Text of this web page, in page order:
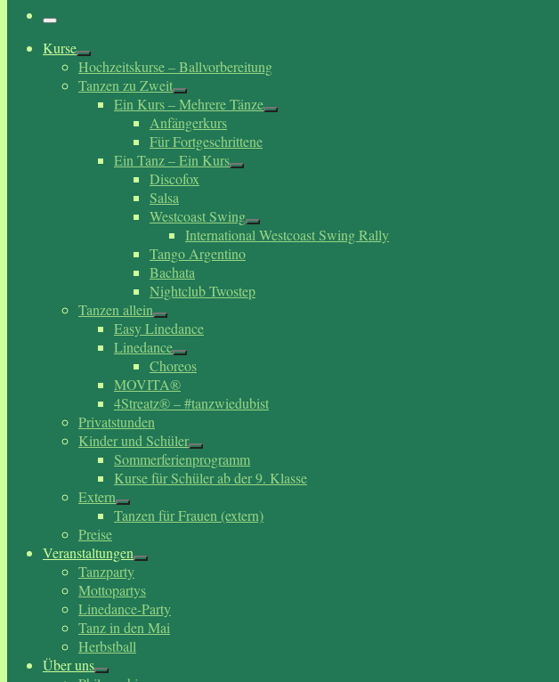
Menü
Kurse
Hochzeitskurse – Ballvorbereitung
Tanzen zu Zweit
Ein Kurs – Mehrere Tänze
Anfängerkurs
Für Fortgeschrittene
Ein Tanz – Ein Kurs
Discofox
Salsa
Westcoast Swing
International Westcoast Swing Rally
Tango Argentino
Bachata
Nightclub Twostep
Tanzen allein
Easy Linedance
Linedance
Choreos
MOVITA®
4Streatz® – #tanzwiedubist
Privatstunden
Kinder und Schüler
Sommerferienprogramm
Kurse für Schüler ab der 9. Klasse
Extern
Tanzen für Frauen (extern)
Preise
Veranstaltungen
Tanzparty
Mottopartys
Linedance-Party
Tanz in den Mai
Herbstball
Über uns